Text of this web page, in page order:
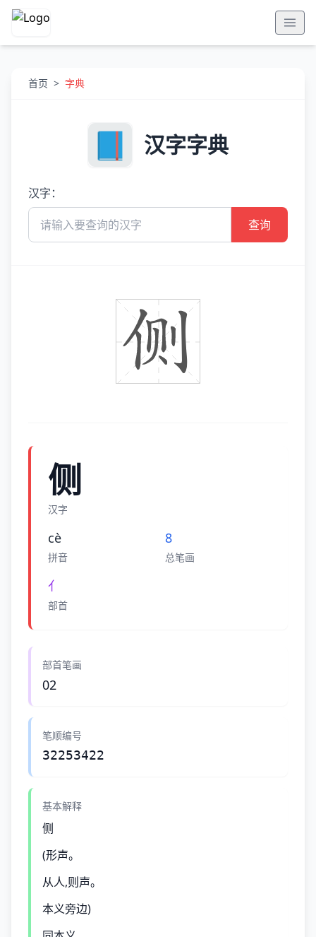
首页 > 字典
汉字字典
汉字：
查询
侧
汉字
cè
拼音
8
总笔画
亻
部首
部首笔画
02
笔顺编号
32253422
基本解释
侧
(形声。
从人,则声。
本义旁边)